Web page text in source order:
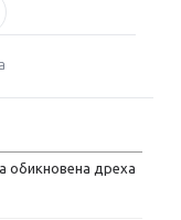
обикновена дреха